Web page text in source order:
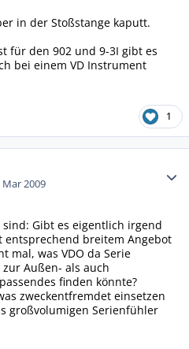
in der Stoßstange kaputt.
für den 902 und 9-3I gibt es
bei einem VD Instrument
1
Mar 2009
Gibt es eigentlich irgend
breitem Angebot
mal, was VDO da Serie
Außen- als auch
finden könnte?
zweckentfremdet einsetzen
großvolumigen Serienfühler